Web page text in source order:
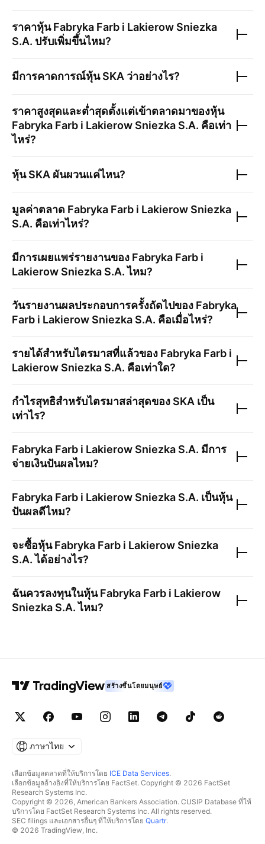
ราคาหุ้นFabryka Farb i Lakierow Sniezka
S.A. ปรับเพิ่มขึ้นไหม?
มีการคาดการณ์หุ้นSKA ว่าอย่างไร?
ราคาสูงสุดและต่ำสุดตั้งแต่เข้าตลาดมาของหุ้น
Fabryka Farb i Lakierow Sniezka S.A. คือเท่า
ไหร่?
หุ้นSKA ผันผวนแค่ไหน?
มูลค่าตลาด Fabryka Farb i Lakierow Sniezka
S.A. คือเท่าไหร่?
มีการเผยแพร่รายงานของ Fabryka Farb i
Lakierow Sniezka S.A.ไหม?
วันรายงานผลประกอบการครั้งถัดไปของ Fabryka
Farb i Lakierow Sniezka S.A. คือเมื่อไหร่?
รายได้สำหรับไตรมาสที่แล้วของ Fabryka Farb i
Lakierow Sniezka S.A. คือเท่าใด?
กำไรสุทธิสำหรับไตรมาสล่าสุดของ SKA เป็น
เท่าไร?
Fabryka Farb i Lakierow Sniezka S.A. มีการ
จ่ายเงินปันผลไหม?
Fabryka Farb i Lakierow Sniezka S.A. เป็นหุ้น
ปันผลดีไหม?
จะซื้อหุ้นFabryka Farb i Lakierow Sniezka
S.A.ได้อย่างไร?
ฉันควรลงทุนในหุ้นFabryka Farb i Lakierow
Sniezka S.A.ไหม?
สร้างขึ้นโดยมนุษย์
ภาษาไทย
เลือกข้อมูลตลาดที่ให้บริการโดย ICE Data Services.
เลือกข้อมูลอ้างอิงที่ให้บริการโดย FactSet. Copyright © 2026 FactSet
Research Systems Inc.
Copyright © 2026, American Bankers Association. CUSIP Database ที่ให้
บริการโดย FactSet Research Systems Inc. All rights reserved.
SEC filings และเอกสารอื่นๆ ที่ให้บริการโดย Quartr.
© 2026 TradingView, Inc.